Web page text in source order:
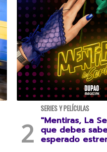
SERIES Y PELÍCULAS
"Mentiras, La
que debes
esperado